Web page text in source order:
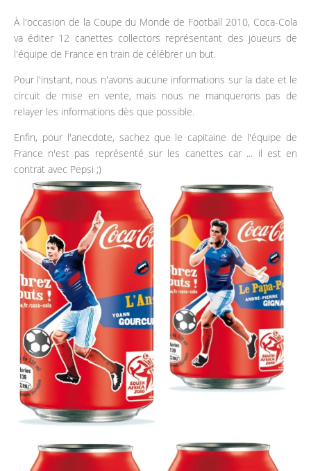
À l'occasion de la Coupe du Monde de Football 2010, Coca-Cola
va éditer 12 canettes collectors représentant des joueurs de
l'équipe de France en train de célébrer un but.
Pour l'instant, nous n'avons aucune informations sur la date et le
circuit de mise en vente, mais nous ne manquerons pas de
relayer les informations dès que possible.
Enfin, pour l'anecdote, sachez que le capitaine de l'équipe de
France n'est pas représenté sur les canettes car ... il est en
contrat avec Pepsi ;)